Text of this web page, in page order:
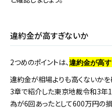
違約金が高すぎないか
2つめのポイントは、 違約金が高
違約金が相場よりも高くないかを
3章で紹介した東京地裁令和3年
為が6回あったとして600万円の